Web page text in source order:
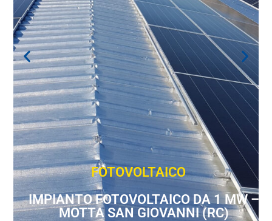
FOTOVOLTAICO
IMPIANTO FOTOVOLTAICO DA 1 MW –
MOTTA SAN GIOVANNI (RC)